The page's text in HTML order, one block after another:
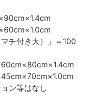
チ付き大）」＝100
60cm×80cm×1.4cm
45cm×70cm×1.0cm
ン等はなし